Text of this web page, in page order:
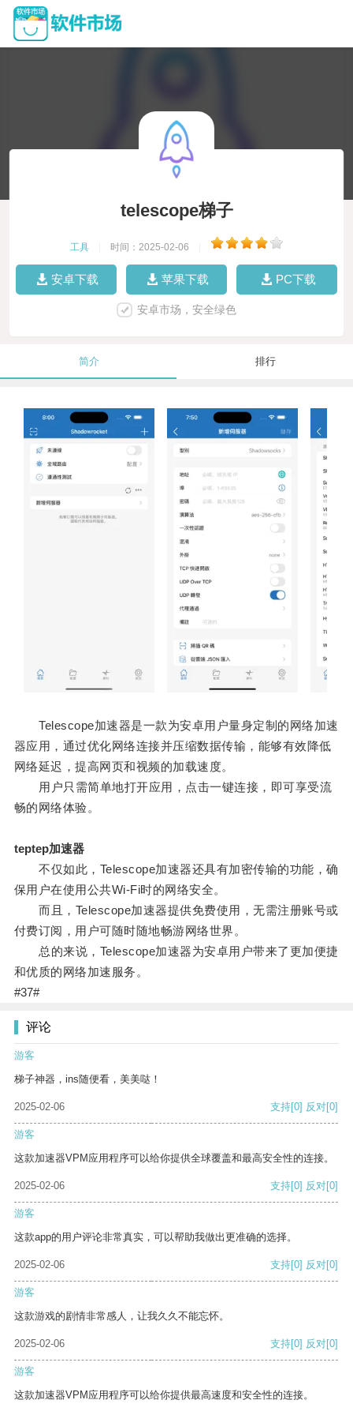
telescope梯子
工具 时间：2025-02-06
安卓下载 苹果下载 PC下载
安卓市场，安全绿色
简介 排行
Telescope加速器是一款为安卓用户量身定制的网络加速
器应用，通过优化网络连接并压缩数据传输，能够有效降低
网络延迟，提高网页和视频的加载速度。
用户只需简单地打开应用，点击一键连接，即可享受流
畅的网络体验。
teptep加速器
不仅如此，Telescope加速器还具有加密传输的功能，确
保用户在使用公共Wi-Fi时的网络安全。
而且，Telescope加速器提供免费使用，无需注册账号或
付费订阅，用户可随时随地畅游网络世界。
总的来说，Telescope加速器为安卓用户带来了更加便捷
和优质的网络加速服务。
#37#
评论
游客
梯子神器，ins随便看，美美哒！
2025-02-06 支持[0] 反对[0]
游客
这款加速器VPM应用程序可以给你提供全球覆盖和最高安全性的连接。
2025-02-06 支持[0] 反对[0]
游客
这款app的用户评论非常真实，可以帮助我做出更准确的选择。
2025-02-06 支持[0] 反对[0]
游客
这款游戏的剧情非常感人，让我久久不能忘怀。
2025-02-06 支持[0] 反对[0]
游客
这款加速器VPM应用程序可以给你提供最高速度和安全性的连接。